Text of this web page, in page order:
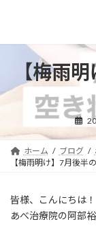
ン
ス
ー
ン
【梅雨
ホーム ブログ
【梅雨明け】7月後半
皆様、こんにちは！
あべ治療院の阿部